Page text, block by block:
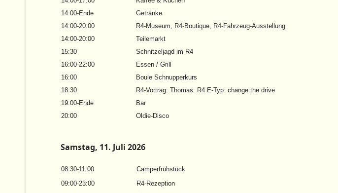
14:00-Ende
Getränke
14:00-20:00
R4-Museum, R4-Boutique, R4-Fahrzeug-Ausstellung
14:00-20:00
Teilemarkt
15:30
Schnitzeljagd im R4
16:00-22:00
Essen / Grill
16:00
Boule Schnupperkurs
18:30
R4-Vortrag: Thomas: R4 E-Typ: change the drive
19:00-Ende
Bar
20:00
Oldie-Disco
Samstag, 11. Juli 2026
08:30-11:00
Camperfrühstück
09:00-23:00
R4-Rezeption